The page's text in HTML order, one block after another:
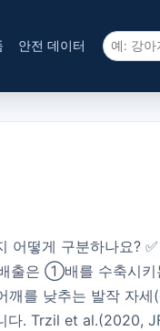
안전 데이터
어떻게 구분하나요?
배출은 ①배를 수축
를 낮추는 발작 자
. Trzil et al.(2020,